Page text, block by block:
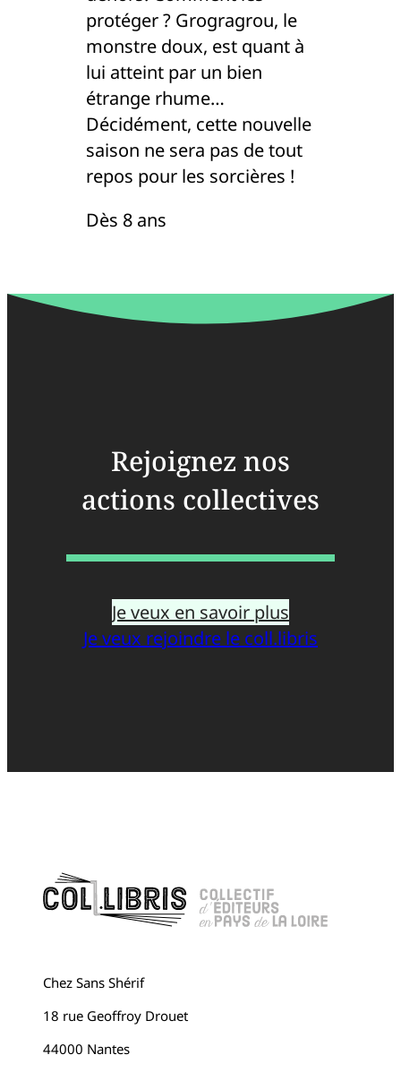
protéger ? Grogragrou, le
monstre doux, est quant à
lui atteint par un bien
étrange rhume…
Décidément, cette nouvelle
saison ne sera pas de tout
repos pour les sorcières !
Dès 8 ans
Rejoignez nos
actions collectives
Je veux en savoir plus
Je veux rejoindre le coll.libris
Chez Sans Shérif
18 rue Geoffroy Drouet
44000 Nantes